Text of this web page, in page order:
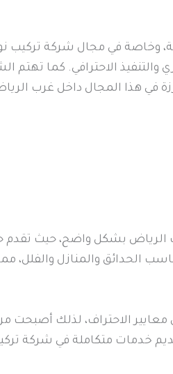
وخاصة في مجال شركة تركيب
الاحترافي. كما تهتم
في هذا المجال داخل غرب
بشكل واضح، حيث تقدم
الحدائق والمنازل والفلل،
الاحتراف، لذلك أصبحت
خدمات متكاملة في شركة